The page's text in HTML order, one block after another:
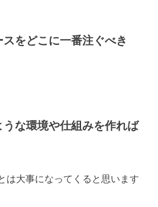
スをどこに一番注ぐべき
うな環境や仕組みを作れば
は大事になってくると思います